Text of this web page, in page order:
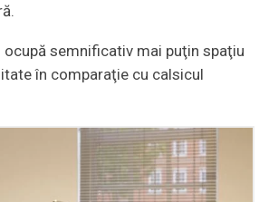
ocupă semnificativ mai puţin spaţiu
în comparaţie cu calsicul